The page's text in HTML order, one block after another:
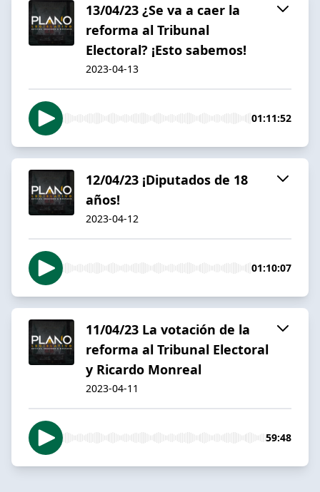
13/04/23 ¿Se va a caer la
reforma al Tribunal
Electoral? ¡Esto sabemos!
2023-04-13
01:11:52
12/04/23 ¡Diputados de 18
años!
2023-04-12
01:10:07
11/04/23 La votación de la
reforma al Tribunal Electoral
y Ricardo Monreal
2023-04-11
59:48